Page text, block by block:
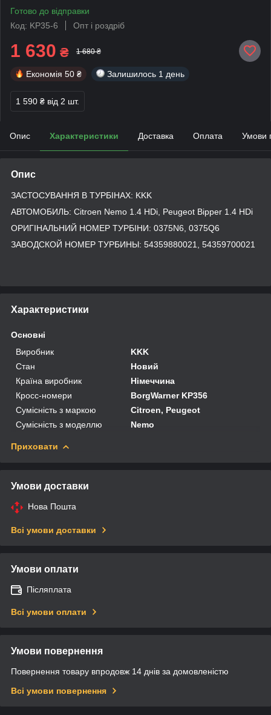
Готово до відправки
Код: KP35-6
Опт і роздріб
1 630 ₴ 1 680 ₴
Економія 50 ₴ Залишилось 1 день
1 590 ₴ від 2 шт.
Опис Характеристики Доставка Оплата Умови
Опис
ЗАСТОСУВАННЯ В ТУРБІНАХ: KKK
АВТОМОБИЛЬ: Citroen Nemo 1.4 HDi, Peugeot Bipper 1.4 HDi
ОРИГІНАЛЬНИЙ НОМЕР ТУРБІНИ: 0375N6, 0375Q6
ЗАВОДСКОЙ НОМЕР ТУРБИНЫ: 54359880021, 54359700021
Характеристики
Основні
Виробник
KKK
Стан
Новий
Країна виробник
Німеччина
Кросс-номери
BorgWarner KP356
Сумісність з маркою
Citroen, Peugeot
Сумісність з моделлю
Nemo
Приховати
Умови доставки
Нова Пошта
Всі умови доставки
Умови оплати
Післяплата
Всі умови оплати
Умови повернення
Повернення товару впродовж 14 днів за домовленістю
Всі умови повернення